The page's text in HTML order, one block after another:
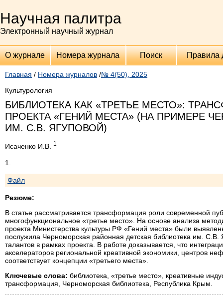
Научная палитра
Электронный научный журнал
О журнале Номера журнала Поиск Правила
Главная / Номера журналов /№ 4(50), 2025
Культурология
БИБЛИОТЕКА КАК «ТРЕТЬЕ МЕСТО»:
ПРОЕКТА «ГЕНИЙ МЕСТА» (НА ПРИМЕРЕ
ИМ. С.В. ЯГУПОВОЙ)
Исаченко И.В. 1
1.
Файл
Резюме:
В статье рассматривается трансформация роли современной
многофункциональное «третье место». На основе анализа
проекта Министерства культуры РФ «Гений места» были
послужила Черноморская районная детская библиотека им. С.В.
талантов в рамках проекта. В работе доказывается, что
акселераторов региональной креативной экономики, центров
соответствует концепции «третьего места».
Ключевые слова: библиотека, «третье место», креативные
трансформация, Черноморская библиотека, Республика Крым.